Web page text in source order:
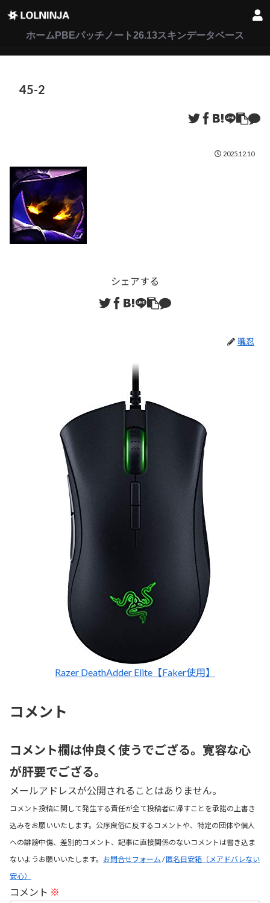
ホーム PBEパッチノート26.13スキンデータベース
45-2
2025.12.10
シェアする
職忍
Razer DeathAdder Elite【Faker使用】
コメント
コメント欄は仲良く使うでござる。寛容な心
が肝要でござる。
メールアドレスが公開されることはありません。
コメント投稿に関して発生する責任が全て投稿者に帰すことを承諾の上書き
込みをお願いいたします。公序良俗に反するコメントや、特定の団体や個人
への誹謗中傷、差別的コメント、記事に直接関係のないコメントは書き込ま
ないようお願いいたします。 お問合せフォーム /匿名目安箱（メアドバレない
安心）
コメント ※